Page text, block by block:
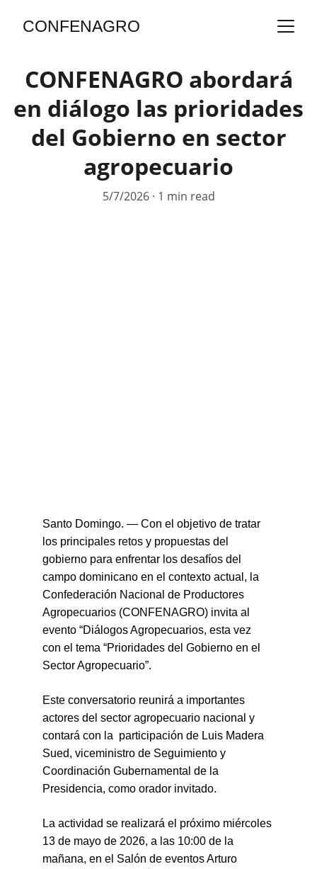
CONFENAGRO
CONFENAGRO abordará
en diálogo las prioridades
del Gobierno en sector
agropecuario
5/7/2026 1 min read
Santo Domingo. — Con el objetivo de tratar
los principales retos y propuestas del
gobierno para enfrentar los desafíos del
campo dominicano en el contexto actual, la
Confederación Nacional de Productores
Agropecuarios (CONFENAGRO) invita al
evento “Diálogos Agropecuarios, esta vez
con el tema “Prioridades del Gobierno en el
Sector Agropecuario”.
Este conversatorio reunirá a importantes
actores del sector agropecuario nacional y
contará con la  participación de Luis Madera
Sued, viceministro de Seguimiento y
Coordinación Gubernamental de la
Presidencia, como orador invitado.
La actividad se realizará el próximo miércoles
13 de mayo de 2026, a las 10:00 de la
mañana, en el Salón de eventos Arturo